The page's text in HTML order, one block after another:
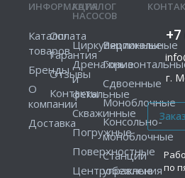
г.
по
ИНФОРМАЦИЯ
Каталог
товаров
Бренды
О
компании
Доставка
Оплата
Гарантия
Отзывы
Контакты
КАТАЛОГ
НАСОСОВ
Циркуляционные
Дренажные
и
фекальные
Скважинные
Погружные
Поверхностные
Центробежные
Вертикальные
Сдвоенные
Моноблочные
Консольно-
моноблочные
Станции
управления